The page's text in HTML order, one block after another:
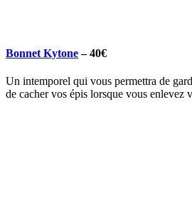
Bonnet Kytone–40€
Un intemporel qui vous permettra de
de cacher vos épis lorsque vous enlevez